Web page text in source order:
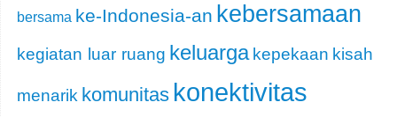
bersama ke-Indonesia-an kebersamaan
kegiatan luar ruang keluarga kepekaan kisah
menarik komunitas konektivitas